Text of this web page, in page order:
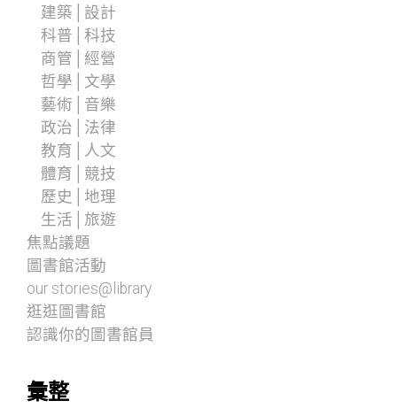
建築│設計
科普│科技
商管│經營
哲學│文學
藝術│音樂
政治│法律
教育│人文
體育│競技
歷史│地理
生活│旅遊
焦點議題
圖書館活動
our stories@library
逛逛圖書館
認識你的圖書館員
彙整